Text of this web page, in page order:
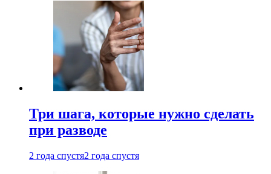
Три шага, которые нужно сделать
при разводе
2 года спустя2 года спустя